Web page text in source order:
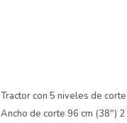
Tractor con 5 niveles de
Ancho de corte 96 cm (38") 2